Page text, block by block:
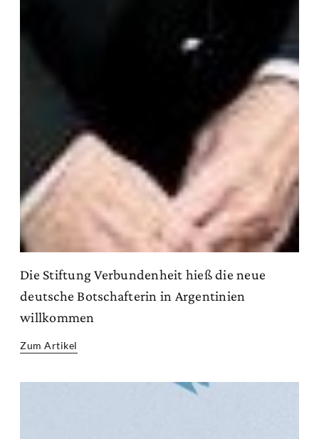
Die Stiftung Verbundenheit hieß die neue
deutsche Botschafterin in Argentinien
willkommen
Zum Artikel